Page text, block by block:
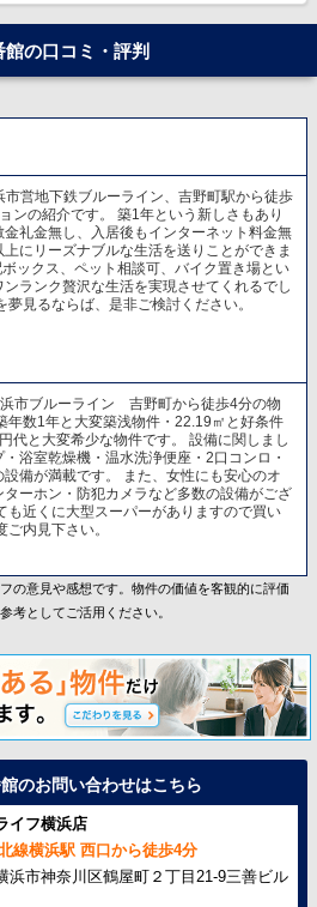
の口コミ・評判
営地下鉄ブルーライン、吉野町駅から徒歩
ンの紹介です。 築1年という新しさもあり
礼金無し、入居後もインターネット料金無
にリーズナブルな生活を送りことができま
ックス、ペット相談可、バイク置き場とい
ランク贅沢な生活を実現させてくれるでし
見るならば、是非ご検討ください。
市ブルーライン 吉野町から徒歩4分の物
年数1年と大変築浅物件・22.19㎡と好条件
代と大変希少な物件です。 設備に関しまし
浴室乾燥機・温水洗浄便座・2口コンロ・
備が満載です。 また、女性にも安心のオ
ーホン・防犯カメラなど多数の設備がござ
も近くに大型スーパーがありますので買い
内見下さい。
の意見や感想です。物件の価値を客観的に評価
考としてご活用ください。
のお問い合わせはこちら
イフ横浜店
線横浜駅 西口から徒歩4分
浜市神奈川区鶴屋町２丁目21-9三善ビル